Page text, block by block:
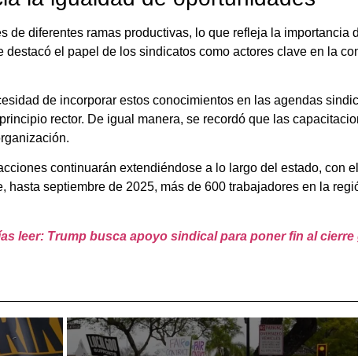
de diferentes ramas productivas, lo que refleja la
destacó el papel de los sindicatos como actores clave en la
de incorporar estos conocimientos en las agendas
rector. De igual manera, se recordó que las
continuarán extendiéndose a lo largo del estado, con
hasta septiembre de 2025, más de 600 trabajadores en la
leer: Trump busca apoyo sindical para poner fin al